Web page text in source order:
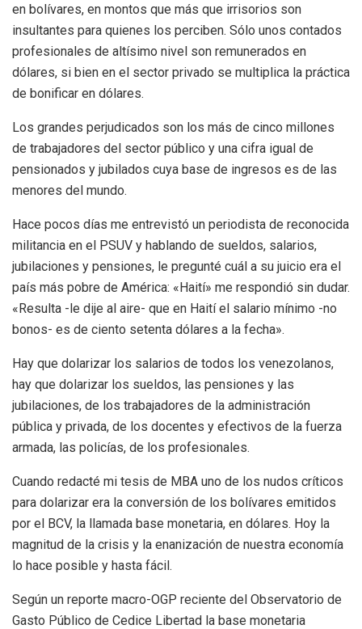
en bolívares, en montos que más que irrisorios son
insultantes para quienes los perciben. Sólo unos contados
profesionales de altísimo nivel son remunerados en
dólares, si bien en el sector privado se multiplica la práctica
de bonificar en dólares.
Los grandes perjudicados son los más de cinco millones
de trabajadores del sector público y una cifra igual de
pensionados y jubilados cuya base de ingresos es de las
menores del mundo.
Hace pocos días me entrevistó un periodista de reconocida
militancia en el PSUV y hablando de sueldos, salarios,
jubilaciones y pensiones, le pregunté cuál a su juicio era el
país más pobre de América: «Haití» me respondió sin dudar.
«Resulta -le dije al aire- que en Haití el salario mínimo -no
bonos- es de ciento setenta dólares a la fecha».
Hay que dolarizar los salarios de todos los venezolanos,
hay que dolarizar los sueldos, las pensiones y las
jubilaciones, de los trabajadores de la administración
pública y privada, de los docentes y efectivos de la fuerza
armada, las policías, de los profesionales.
Cuando redacté mi tesis de MBA uno de los nudos críticos
para dolarizar era la conversión de los bolívares emitidos
por el BCV, la llamada base monetaria, en dólares. Hoy la
magnitud de la crisis y la enanización de nuestra economía
lo hace posible y hasta fácil.
Según un reporte macro-OGP reciente del Observatorio de
Gasto Público de Cedice Libertad la base monetaria